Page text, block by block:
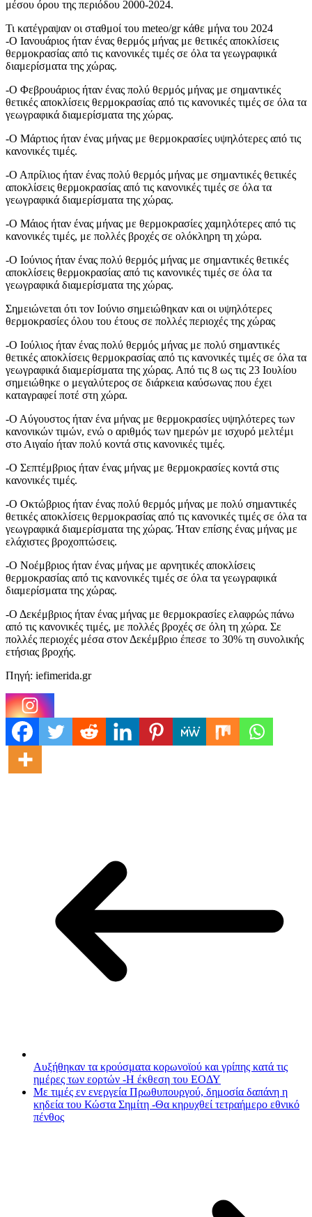
μέσου όρου της περιόδου 2000-2024.
Τι κατέγραψαν οι σταθμοί του meteo/gr κάθε μήνα του 2024
-Ο Ιανουάριος ήταν ένας θερμός μήνας με θετικές αποκλίσεις
θερμοκρασίας από τις κανονικές τιμές σε όλα τα γεωγραφικά
διαμερίσματα της χώρας.
-Ο Φεβρουάριος ήταν ένας πολύ θερμός μήνας με σημαντικές
θετικές αποκλίσεις θερμοκρασίας από τις κανονικές τιμές σε όλα τα
γεωγραφικά διαμερίσματα της χώρας.
-Ο Μάρτιος ήταν ένας μήνας με θερμοκρασίες υψηλότερες από τις
κανονικές τιμές.
-Ο Απρίλιος ήταν ένας πολύ θερμός μήνας με σημαντικές θετικές
αποκλίσεις θερμοκρασίας από τις κανονικές τιμές σε όλα τα
γεωγραφικά διαμερίσματα της χώρας.
-Ο Μάιος ήταν ένας μήνας με θερμοκρασίες χαμηλότερες από τις
κανονικές τιμές, με πολλές βροχές σε ολόκληρη τη χώρα.
-Ο Ιούνιος ήταν ένας πολύ θερμός μήνας με σημαντικές θετικές
αποκλίσεις θερμοκρασίας από τις κανονικές τιμές σε όλα τα
γεωγραφικά διαμερίσματα της χώρας.
Σημειώνεται ότι τον Ιούνιο σημειώθηκαν και οι υψηλότερες
θερμοκρασίες όλου του έτους σε πολλές περιοχές της χώρας
-Ο Ιούλιος ήταν ένας πολύ θερμός μήνας με πολύ σημαντικές
θετικές αποκλίσεις θερμοκρασίας από τις κανονικές τιμές σε όλα τα
γεωγραφικά διαμερίσματα της χώρας. Από τις 8 ως τις 23 Ιουλίου
σημειώθηκε ο μεγαλύτερος σε διάρκεια καύσωνας που έχει
καταγραφεί ποτέ στη χώρα.
-Ο Αύγουστος ήταν ένα μήνας με θερμοκρασίες υψηλότερες των
κανονικών τιμών, ενώ ο αριθμός των ημερών με ισχυρό μελτέμι
στο Αιγαίο ήταν πολύ κοντά στις κανονικές τιμές.
-Ο Σεπτέμβριος ήταν ένας μήνας με θερμοκρασίες κοντά στις
κανονικές τιμές.
-Ο Οκτώβριος ήταν ένας πολύ θερμός μήνας με πολύ σημαντικές
θετικές αποκλίσεις θερμοκρασίας από τις κανονικές τιμές σε όλα τα
γεωγραφικά διαμερίσματα της χώρας. Ήταν επίσης ένας μήνας με
ελάχιστες βροχοπτώσεις.
-Ο Νοέμβριος ήταν ένας μήνας με αρνητικές αποκλίσεις
θερμοκρασίας από τις κανονικές τιμές σε όλα τα γεωγραφικά
διαμερίσματα της χώρας.
-Ο Δεκέμβριος ήταν ένας μήνας με θερμοκρασίες ελαφρώς πάνω
από τις κανονικές τιμές, με πολλές βροχές σε όλη τη χώρα. Σε
πολλές περιοχές μέσα στον Δεκέμβριο έπεσε το 30% τη συνολικής
ετήσιας βροχής.
Πηγή: iefimerida.gr
Αυξήθηκαν τα κρούσματα κορωνοϊού και γρίπης κατά τις
ημέρες των εορτών -Η έκθεση του ΕΟΔΥ
Με τιμές εν ενεργεία Πρωθυπουργού, δημοσία δαπάνη η
κηδεία του Κώστα Σημίτη -Θα κηρυχθεί τετραήμερο εθνικό
πένθος